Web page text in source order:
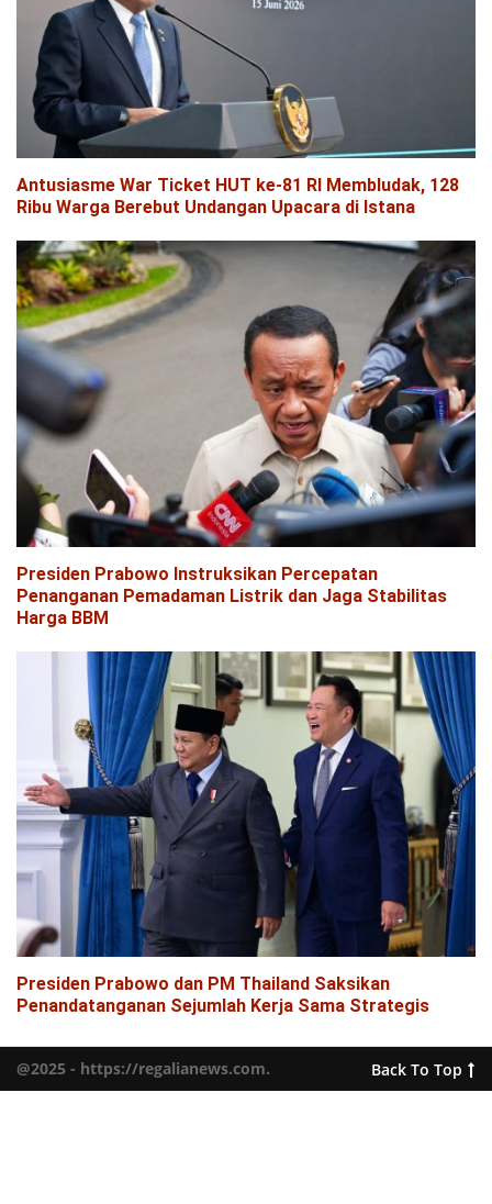
Antusiasme War Ticket HUT ke-81 RI Membludak, 128
Ribu Warga Berebut Undangan Upacara di Istana
Presiden Prabowo Instruksikan Percepatan
Penanganan Pemadaman Listrik dan Jaga Stabilitas
Harga BBM
Presiden Prabowo dan PM Thailand Saksikan
Penandatanganan Sejumlah Kerja Sama Strategis
@2025 - https://regalianews.com. Back To Top